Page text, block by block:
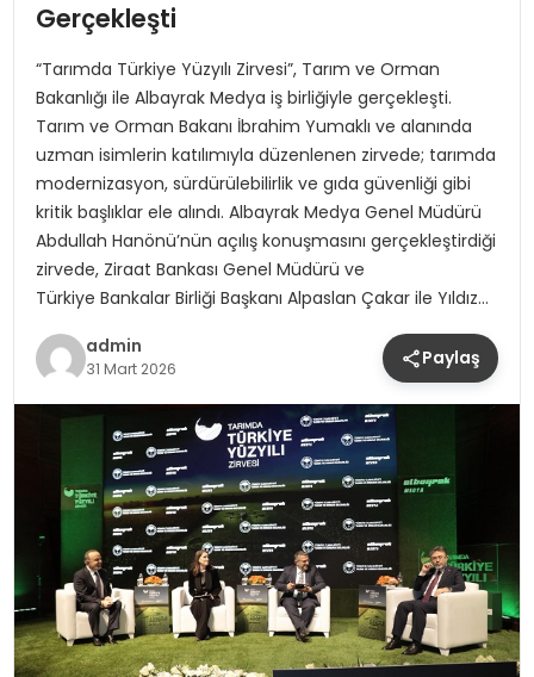
TANYER YAPI ZEMIN MÜHENDISLIĞINDE HEDEF
BÜYÜTTÜ
TOROSLAR’DA PAZAR GERGİNLİĞİ!
Gerçekleşti
“Tarımda Türkiye Yüzyılı Zirvesi”, Tarım ve Orman
Bakanlığı ile Albayrak Medya iş birliğiyle gerçekleşti.
Tarım ve Orman Bakanı İbrahim Yumaklı ve alanında
uzman isimlerin katılımıyla düzenlenen zirvede; tarımda
modernizasyon, sürdürülebilirlik ve gıda güvenliği gibi
kritik başlıklar ele alındı. Albayrak Medya Genel Müdürü
Abdullah Hanönü’nün açılış konuşmasını gerçekleştirdiği
zirvede, Ziraat Bankası Genel Müdürü ve
Türkiye Bankalar Birliği Başkanı Alpaslan Çakar ile Yıldız…
admin
31 Mart 2026 Paylaş